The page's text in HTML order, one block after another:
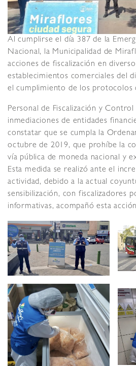
Al cumplirse el día 387 de la
Nacional, la Municipalidad de
acciones de fiscalización en
establecimientos comerciales del
el cumplimiento de los protocolos
Personal de Fiscalización y
inmediaciones de entidades
constatar que se cumpla la
octubre de 2019, que prohíbe la
vía pública de moneda nacional y
Esta medida se realizó ante el
actividad, debido a la actual
sensibilización, con fiscalizadores
informativas, acompañó esta